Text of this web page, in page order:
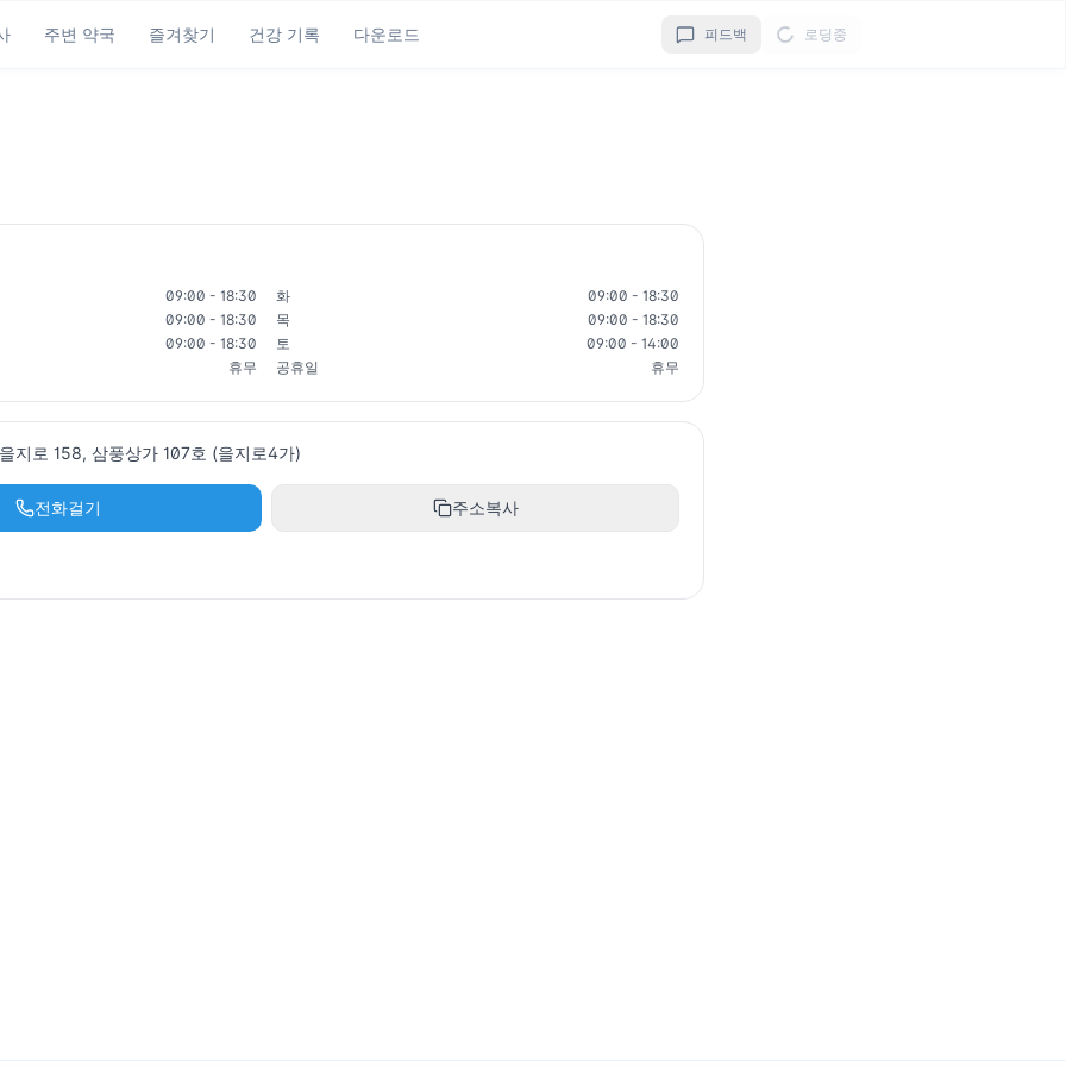
주변 약국 즐겨찾기 건강 기록 다운로드 피드백 로딩중
09:00 - 18:30 화
09:00 - 18:30
09:00 - 18:30 목
09:00 - 18:30
09:00 - 18:30 토
09:00 - 14:00
휴무 공휴일 휴무
지로 158, 삼풍상가 107호 (을지로4가)
전화걸기 주소복사